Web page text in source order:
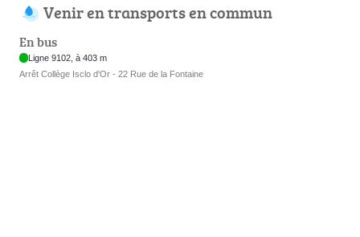
Venir en transports en commun
En bus
Ligne 9102, à 403 m
Arrêt Collège Isclo d'Or - 22 Rue de la Fontaine